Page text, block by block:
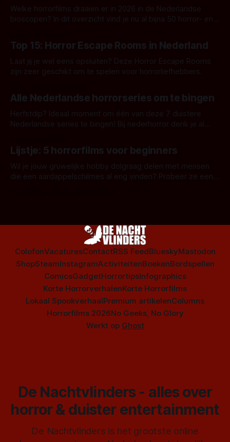
Welke horrorfilms draaien er in 2026 in de Nederlandse
bioscopen? In dit overzicht vind je nu al bijna 50 horror- en
Top 15: Horror Escape Rooms in Nederland
Laat jij je wel eens opsluiten? Deze Horror Escape Rooms
zijn zeer geschikt om te spelen voor horrorliefhebbers.
Alle Nederlandse horrorseries om te bingen
Herfstdip? Ideaal moment om één van deze 7 duistere
Nederlandse series te bingen! Bij nederhorror denk je al
Amsterdamned of The Johnsons. Maar Nederlandse horror
is niet beperkt tot films. Hier een aantal Nederlandse tv-
series uit het duistere of horrorgenre. Als
Lijstje: 5 horrorfilms voor beginners
Wil je jouw gruwelijke hobby dolgraag delen met mensen
die een aardappelschilmes al eng vinden? Probeer ze eens
ColofonVacaturesContactRSS FeedBlueskyMastodon
ShopSteamInstagramActiviteitenBoekenBordspellen
ComicsGadgetHorrortipsInfographics
Korte HorrorverhalenKorte Horrorfilms
Lokaal SpookverhaalPremium artikelenColumns
Horrorfilms 2026No Geeks, No Glory
Werkt op Ghost
De Nachtvlinders - alles over
horror & duister entertainment
De Nachtvlinders is het grootste online